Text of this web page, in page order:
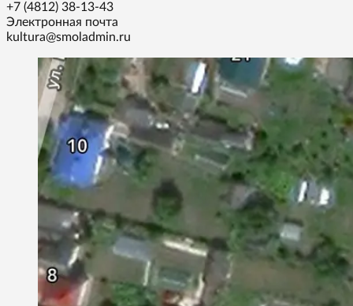
+7 (4812) 38-13-43
Электронная почта
kultura@smoladmin.ru